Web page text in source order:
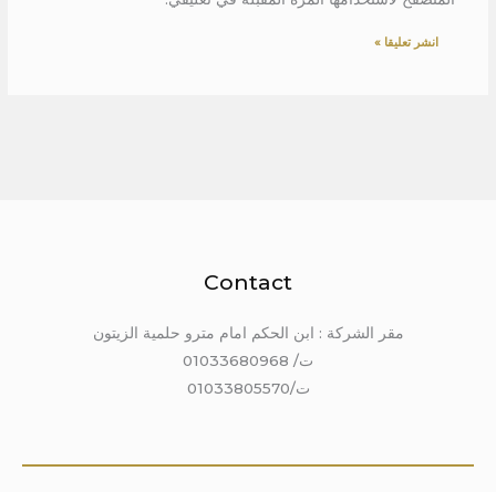
Contact
مقر الشركة : ابن الحكم امام مترو حلمية الزيتون
ت/ 01033680968
ت/01033805570